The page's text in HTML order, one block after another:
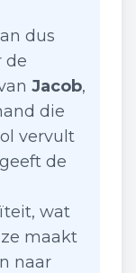
dus
de
Jacob,
die
vervult
de
wat
maakt
naar